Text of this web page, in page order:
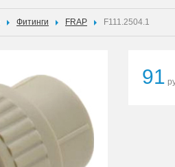
Фитинги FRAP F111.2504.1
91